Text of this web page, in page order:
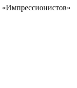
«Импрессионистов»